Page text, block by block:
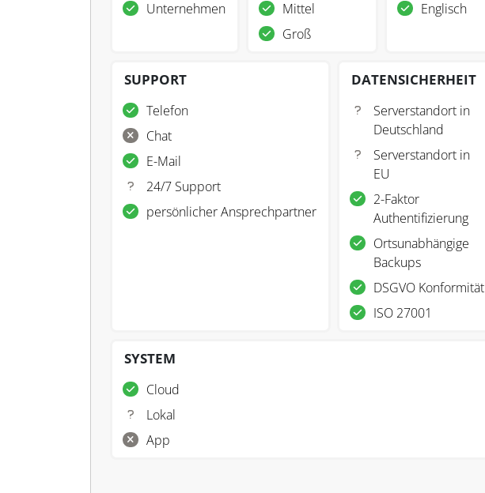
Unternehmen
Mittel
Groß
Englisch
SUPPORT
Telefon
Chat
E-Mail
24/7 Support
persönlicher Ansprechpartner
DATENSICHERHEIT
Serverstandort in
Deutschland
Serverstandort in
EU
2-Faktor
Authentifizierung
Ortsunabhängige
Backups
DSGVO Konformität
ISO 27001
SYSTEM
Cloud
Lokal
App